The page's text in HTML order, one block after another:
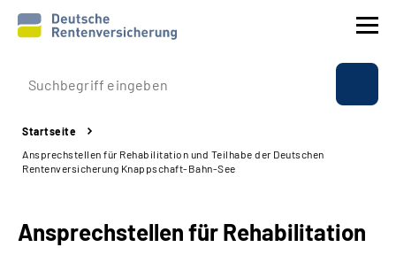
Prävention
Reha
Beratung & Kontakt
Startseite
Ansprechstellen für Rehabilitation und Teilhabe der Deutschen
Rentenversicherung Knappschaft-Bahn-See
Ansprechstellen für Rehabilitation